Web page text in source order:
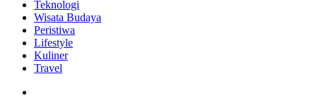
Teknologi
Wisata Budaya
Peristiwa
Lifestyle
Kuliner
Travel